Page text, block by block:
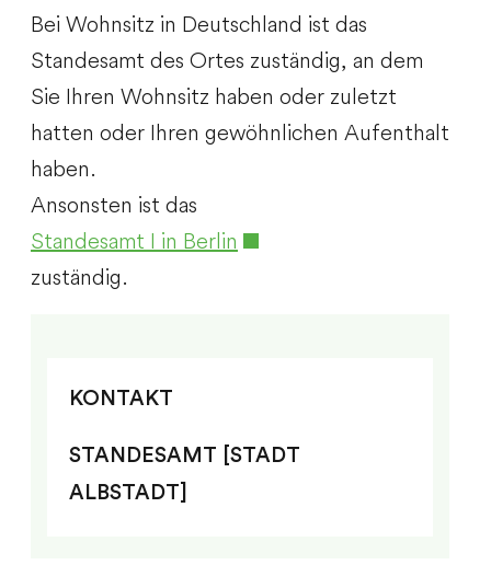
Bei Wohnsitz in Deutschland ist das
Standesamt des Ortes zuständig, an dem
Sie Ihren Wohnsitz haben oder zuletzt
hatten oder Ihren gewöhnlichen Aufenthalt
haben.
Ansonsten ist das
Standesamt I in Berlin
zuständig.
KONTAKT
STANDESAMT [STADT
ALBSTADT]